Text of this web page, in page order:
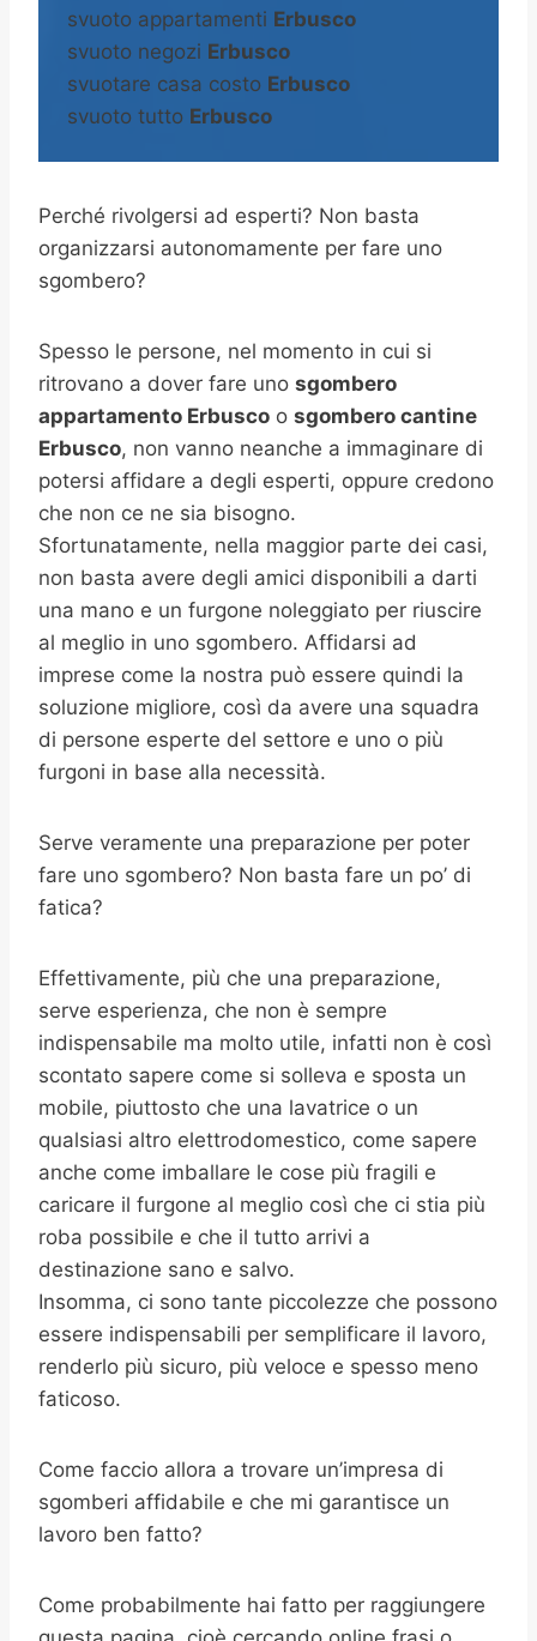
svuoto appartamenti Erbusco
svuoto negozi Erbusco
svuotare casa costo Erbusco
svuoto tutto Erbusco
Perché rivolgersi ad esperti? Non basta
organizzarsi autonomamente per fare uno
sgombero?
Spesso le persone, nel momento in cui si
ritrovano a dover fare uno sgombero
appartamento Erbusco o sgombero cantine
Erbusco, non vanno neanche a immaginare di
potersi affidare a degli esperti, oppure credono
che non ce ne sia bisogno.
Sfortunatamente, nella maggior parte dei casi,
non basta avere degli amici disponibili a darti
una mano e un furgone noleggiato per riuscire
al meglio in uno sgombero. Affidarsi ad
imprese come la nostra può essere quindi la
soluzione migliore, così da avere una squadra
di persone esperte del settore e uno o più
furgoni in base alla necessità.
Serve veramente una preparazione per poter
fare uno sgombero? Non basta fare un po’ di
fatica?
Effettivamente, più che una preparazione,
serve esperienza, che non è sempre
indispensabile ma molto utile, infatti non è così
scontato sapere come si solleva e sposta un
mobile, piuttosto che una lavatrice o un
qualsiasi altro elettrodomestico, come sapere
anche come imballare le cose più fragili e
caricare il furgone al meglio così che ci stia più
roba possibile e che il tutto arrivi a
destinazione sano e salvo.
Insomma, ci sono tante piccolezze che possono
essere indispensabili per semplificare il lavoro,
renderlo più sicuro, più veloce e spesso meno
faticoso.
Come faccio allora a trovare un’impresa di
sgomberi affidabile e che mi garantisce un
lavoro ben fatto?
Come probabilmente hai fatto per raggiungere